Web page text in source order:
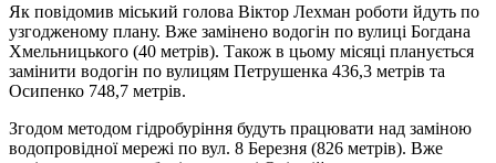
Як повідомив міський голова Віктор Лехман роботи йдуть по
узгодженому плану. Вже замінено водогін по вулиці Богдана
Хмельницького (40 метрів). Також в цьому місяці планується
замінити водогін по вулицям Петрушенка 436,3 метрів та
Осипенко 748,7 метрів.
Згодом методом гідробуріння будуть працювати над заміною
водопровідної мережі по вул. 8 Березня (826 метрів). Вже